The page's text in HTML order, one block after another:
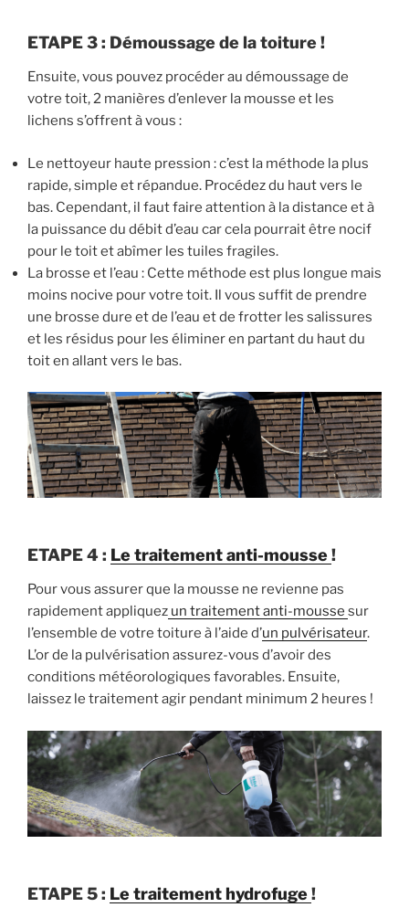
ETAPE 3 : Démoussage de la toiture !
Ensuite, vous pouvez procéder au démoussage de
votre toit, 2 manières d’enlever la mousse et les
lichens s’offrent à vous :
Le nettoyeur haute pression : c’est la méthode la plus
rapide, simple et répandue. Procédez du haut vers le
bas. Cependant, il faut faire attention à la distance et à
la puissance du débit d’eau car cela pourrait être nocif
pour le toit et abîmer les tuiles fragiles.
La brosse et l’eau : Cette méthode est plus longue mais
moins nocive pour votre toit. Il vous suffit de prendre
une brosse dure et de l’eau et de frotter les salissures
et les résidus pour les éliminer en partant du haut du
toit en allant vers le bas.
ETAPE 4 : Le traitement anti-mousse!
Pour vous assurer que la mousse ne revienne pas
rapidement appliquez un traitement anti-mousse sur
l’ensemble de votre toiture à l’aide d’un pulvérisateur.
L’or de la pulvérisation assurez-vous d’avoir des
conditions météorologiques favorables. Ensuite,
laissez le traitement agir pendant minimum 2 heures !
ETAPE 5 : Le traitement hydrofuge!